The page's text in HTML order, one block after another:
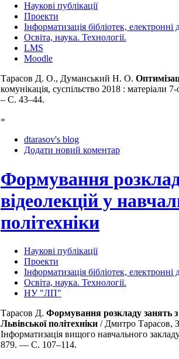
Наукові публікації
Проекти
Інформатизація бібліотек, електронні
Освіта, наука. Технології.
LMS
Moodle
Тарасов Д. О., Думанський Н. О.
комунікація, суспільство 2018 : матеріали
– C. 43–44.
»
dtarasov's blog
Додати новий коментар
Формування
відеолекцій у
політехніки
Наукові публікації
Проекти
Інформатизація бібліотек, електронні
Освіта, наука. Технології.
НУ "ЛП"
Тарасов Д. Формування розкладу занять з
Львівської політехніки / Дмитро Тарасов,
Інформатизація вищого навчального
879. — С. 107–114.